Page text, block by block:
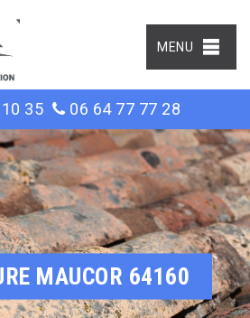
MENU
35 06 64 77 77 28
MAUCOR 64160